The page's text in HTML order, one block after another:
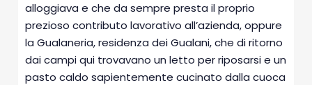
alloggiava e che da sempre presta il proprio
prezioso contributo lavorativo all’azienda, oppure
la Gualaneria, residenza dei Gualani, che di ritorno
dai campi qui trovavano un letto per riposarsi e un
pasto caldo sapientemente cucinato dalla cuoca